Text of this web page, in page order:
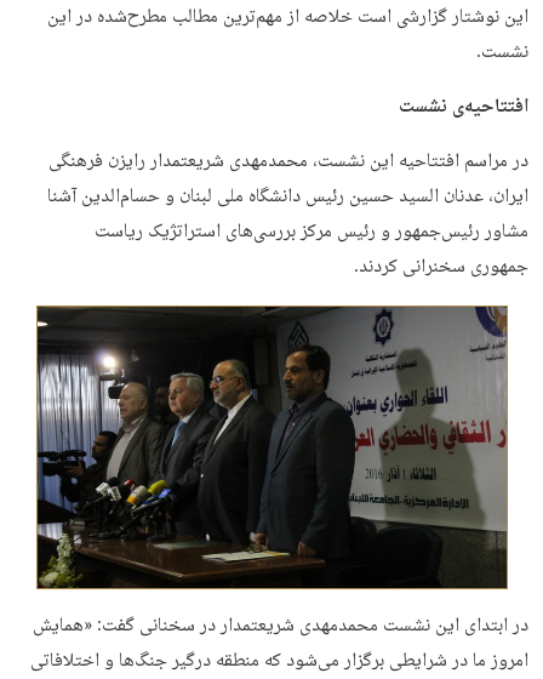
این نوشتار گزارشی است خلاصه از مهم‌ترین مطالب مطرح‌شده در این
نشست.
افتتاحیه‌ی نشست
در مراسم افتتاحیه این نشست، محمدمهدی شریعتمدار رایزن فرهنگی
ایران، عدنان السید حسین رئیس دانشگاه ملی لبنان و حسام‌الدین آشنا
مشاور رئیس‌جمهور و رئیس مرکز بررسی‌های استراتژیک ریاست
جمهوری سخنرانی کردند.
در ابتدای اين نشست محمدمهدی شریعتمدار در سخنانی گفت: «همایش
امروز ما در شرایطی برگزار می‌شود که منطقه درگیر جنگ‌ها و اختلافاتی